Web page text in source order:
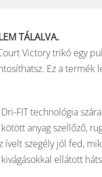
TÁLALVA.
Victory trikó egy
Ez a termék
FIT technológia
anyag szellőző,
ívelt szegély jól fed,
ellátott